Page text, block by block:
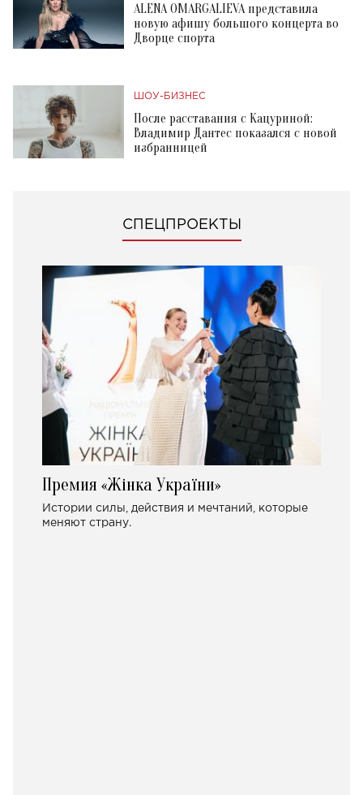
ALENA OMARGALIEVA представила
новую афишу большого концерта во
Дворце спорта
ШОУ-БИЗНЕС
После расставания с Кацуриной:
Владимир Дантес показался с новой
избранницей
СПЕЦПРОЕКТЫ
Премия «Жінка України»
Истории силы, действия и мечтаний, которые
меняют страну.